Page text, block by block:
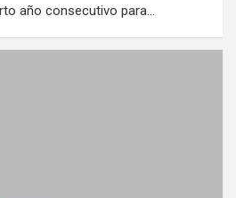
año consecutivo para…